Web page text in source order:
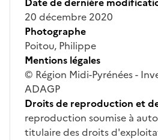
20 décembre 2020
Photographe
Poitou, Philippe
Mentions légales
© Région Midi-Pyrénées -
ADAGP
Droits de reproduction et
reproduction soumise à
titulaire des droits